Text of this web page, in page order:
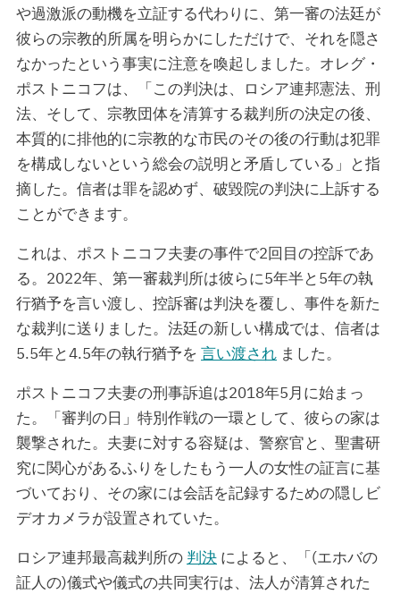
や過激派の動機を立証する代わりに、第一審の法廷が
彼らの宗教的所属を明らかにしただけで、それを隠さ
なかったという事実に注意を喚起しました。オレグ・
ポストニコフは、「この判決は、ロシア連邦憲法、刑
法、そして、宗教団体を清算する裁判所の決定の後、
本質的に排他的に宗教的な市民のその後の行動は犯罪
を構成しないという総会の説明と矛盾している」と指
摘した。信者は罪を認めず、破毀院の判決に上訴する
ことができます。
これは、ポストニコフ夫妻の事件で2回目の控訴であ
る。2022年、第一審裁判所は彼らに5年半と5年の執
行猶予を言い渡し、控訴審は判決を覆し、事件を新た
な裁判に送りました。法廷の新しい構成では、信者は
5.5年と4.5年の執行猶予を 言い渡され ました。
ポストニコフ夫妻の刑事訴追は2018年5月に始まっ
た。「審判の日」特別作戦の一環として、彼らの家は
襲撃された。夫妻に対する容疑は、警察官と、聖書研
究に関心があるふりをしたもう一人の女性の証言に基
づいており、その家には会話を記録するための隠しビ
デオカメラが設置されていた。
ロシア連邦最高裁判所の 判決 によると、「(エホバの
証人の)儀式や儀式の共同実行は、法人が清算された